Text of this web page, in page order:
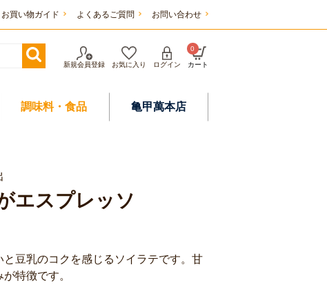
お買い物ガイド よくあるご質問 お問い合わせ
新規会員登録 お気に入り ログイン
0
カート
調味料・食品 亀甲萬本店
エスプレッソ
豆乳のコクを感じるソイラテです。甘
特徴です。